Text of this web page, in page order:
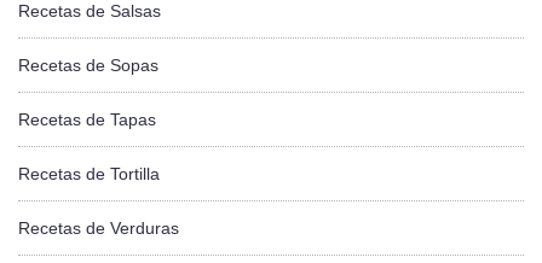
Recetas de Salsas
Recetas de Sopas
Recetas de Tapas
Recetas de Tortilla
Recetas de Verduras